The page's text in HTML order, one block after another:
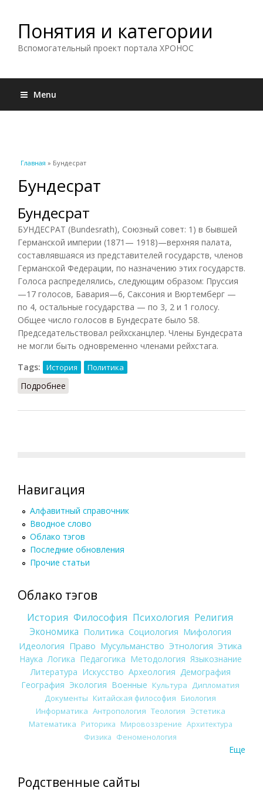
Понятия и категории
Вспомогательный проект портала ХРОНОС
Menu
Вы здесь
Главная » Бундесрат
Бундесрат
Бундесрат
БУНДЕСРАТ (Bundesrath), Союзный совет: 1) в бывшей
Германской империи (1871— 1918)—верхняя палата,
составлявшаяся из представителей государств, членов
Германской Федерации, по назначению этих государств.
Голоса распределялись, следующим образом: Пруссия
—17 голосов, Бавария—6, Саксония и Вюртемберг —
по 4, остальные государства — по 3, 2 и 1 голосу.
Общее число голосов в Бундесрате было 58.
Председательствовал рейхсканцлер. Члены Бундесрата
не могли быть одновременно членами рейхстага.
Tags:
История Политика
Подробнее
Навигация
Алфавитный справочник
Вводное слово
Облако тэгов
Последние обновления
Прочие статьи
Облако тэгов
История Философия Психология Религия
Экономика Политика Социология Мифология
Идеология Право Мусульманство Этнология Этика
Наука Логика Педагогика Методология Языкознание
Литература Искусство Археология Демография
География Экология Военные Культура
Дипломатия
Документы Китайская философия Биология
Информатика Антропология Теология Эстетика
Математика Риторика Мировоззрение Архитектура
Физика Феноменология
Еще
Родственные сайты